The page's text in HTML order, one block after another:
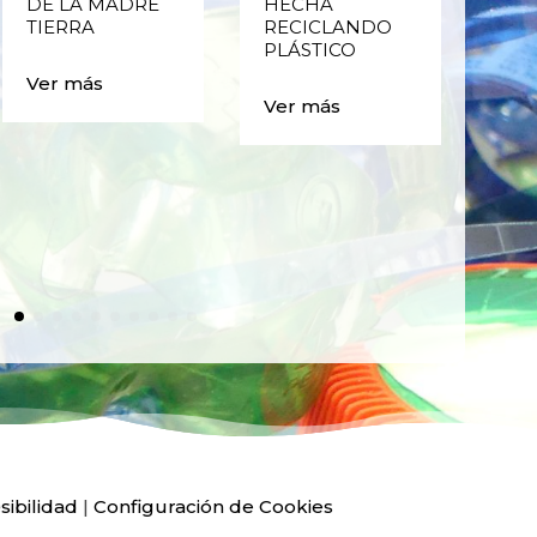
TIERRA
Ver más
RECICLANDO
PLÁSTICO
Ver más
| Configuración de Cookies